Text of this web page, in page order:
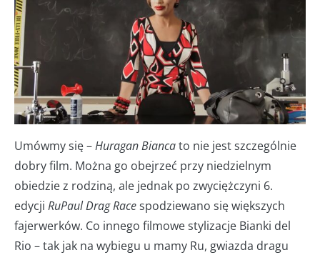
Umówmy się –Huragan Biancato nie jest szczególnie
dobry film. Można go obejrzeć przy niedzielnym
obiedzie z rodziną, ale jednak po zwyciężczyni 6.
edycji RuPaul Drag Racespodziewano się większych
fajerwerków. Co innego filmowe stylizacje Bianki del
Rio – tak jak na wybiegu u mamy Ru, gwiazda dragu